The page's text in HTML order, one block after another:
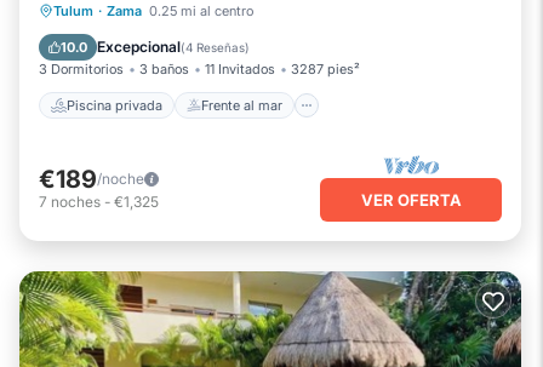
Tulum · Zama 0.25 mi al centro
10.0 Excepcional(4 Reseñas)
3 Dormitorios 3 baños 11 Invitados 3287 pies²
Piscina privada Frente al mar
Piscina privada
Aparcamiento
€189/noche
7 noches - €1,325 VER OFERTA